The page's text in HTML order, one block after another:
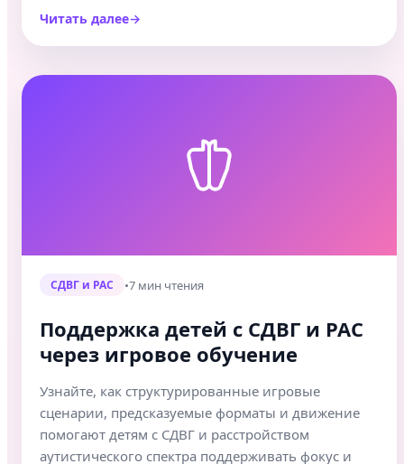
Читать далее
СДВГ и РАС •7 мин чтения
Поддержка детей с СДВГ и РАС
через игровое обучение
Узнайте, как структурированные игровые
сценарии, предсказуемые форматы и движение
помогают детям с СДВГ и расстройством
аутистического спектра поддерживать фокус и